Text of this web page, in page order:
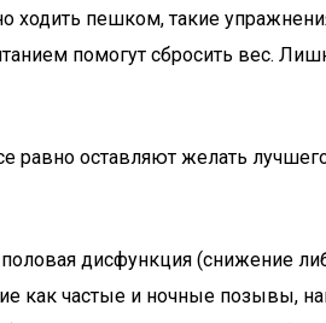
ходить пешком, такие
помогут сбросить вес.
оставляют желать
дисфункция (снижение
как частые и ночные позывы,